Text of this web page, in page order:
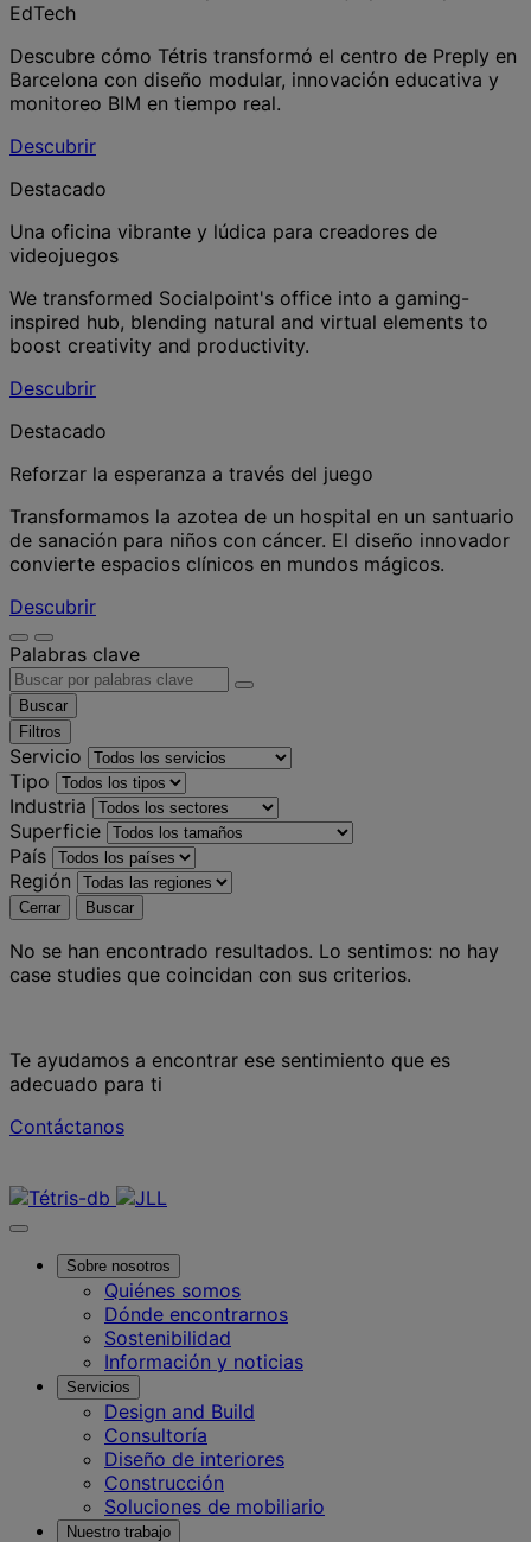
EdTech
Descubre cómo Tétris transformó el centro de Preply en
Barcelona con diseño modular, innovación educativa y
monitoreo BIM en tiempo real.
Descubrir
Destacado
Una oficina vibrante y lúdica para creadores de
videojuegos
We transformed Socialpoint's office into a gaming-
inspired hub, blending natural and virtual elements to
boost creativity and productivity.
Descubrir
Destacado
Reforzar la esperanza a través del juego
Transformamos la azotea de un hospital en un santuario
de sanación para niños con cáncer. El diseño innovador
convierte espacios clínicos en mundos mágicos.
Descubrir
Palabras clave
Buscar
Filtros
Servicio
Tipo
Industria
Superficie
País
Región
Cerrar Buscar
No se han encontrado resultados. Lo sentimos: no hay
case studies que coincidan con sus criterios.
Te ayudamos a encontrar ese sentimiento que es
adecuado para ti
Contáctanos
Sobre nosotros
Quiénes somos
Dónde encontrarnos
Sostenibilidad
Información y noticias
Servicios
Design and Build
Consultoría
Diseño de interiores
Construcción
Soluciones de mobiliario
Nuestro trabajo